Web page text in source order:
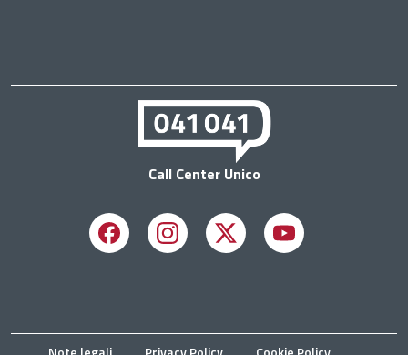
Call Center Unico
FacebookInstagramX Youtube